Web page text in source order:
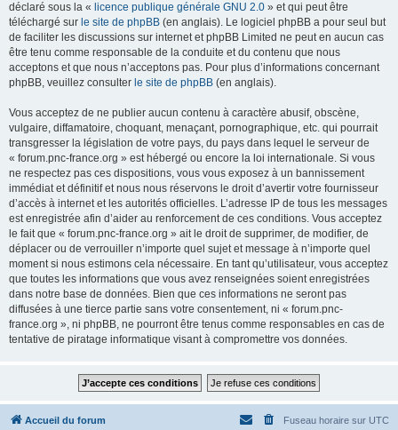
déclaré sous la « licence publique générale GNU 2.0 » et qui peut être
téléchargé sur le site de phpBB (en anglais). Le logiciel phpBB a pour seul but
de faciliter les discussions sur internet et phpBB Limited ne peut en aucun cas
être tenu comme responsable de la conduite et du contenu que nous
acceptons et que nous n’acceptons pas. Pour plus d’informations concernant
phpBB, veuillez consulter le site de phpBB (en anglais).
Vous acceptez de ne publier aucun contenu à caractère abusif, obscène,
vulgaire, diffamatoire, choquant, menaçant, pornographique, etc. qui pourrait
transgresser la législation de votre pays, du pays dans lequel le serveur de
« forum.pnc-france.org » est hébergé ou encore la loi internationale. Si vous
ne respectez pas ces dispositions, vous vous exposez à un bannissement
immédiat et définitif et nous nous réservons le droit d’avertir votre fournisseur
d’accès à internet et les autorités officielles. L’adresse IP de tous les messages
est enregistrée afin d’aider au renforcement de ces conditions. Vous acceptez
le fait que « forum.pnc-france.org » ait le droit de supprimer, de modifier, de
déplacer ou de verrouiller n’importe quel sujet et message à n’importe quel
moment si nous estimons cela nécessaire. En tant qu’utilisateur, vous acceptez
que toutes les informations que vous avez renseignées soient enregistrées
dans notre base de données. Bien que ces informations ne seront pas
diffusées à une tierce partie sans votre consentement, ni « forum.pnc-
france.org », ni phpBB, ne pourront être tenus comme responsables en cas de
tentative de piratage informatique visant à compromettre vos données.
Accueil du forum Fuseau horaire sur UTC